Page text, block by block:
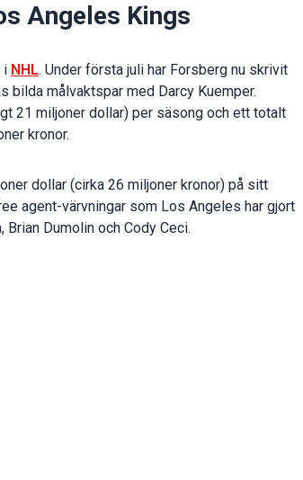
Angeles Kings
i NHL. Under första juli har Forsberg nu skrivit
bilda målvaktspar med Darcy Kuemper.
21 miljoner dollar) per säsong och ett totalt
kronor.
dollar (cirka 26 miljoner kronor) på sitt
agent-värvningar som Los Angeles har gjort
Dumolin och Cody Ceci.